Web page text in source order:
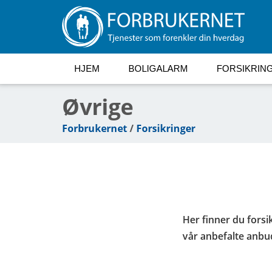
HJEM BOLIGALARM
Øvrige
Forbrukernet/ Forsikringer
Her finner du
vår anbefalte